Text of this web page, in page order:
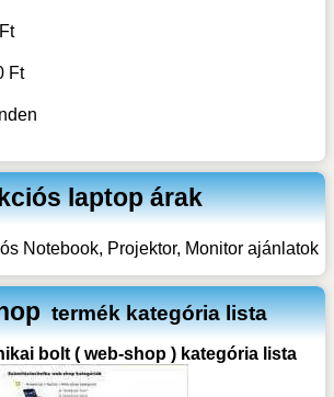
Ft
laptop árak
Notebook, Projektor, Monitor ajánlatok
termék kategória lista
bolt ( web-shop ) kategória lista